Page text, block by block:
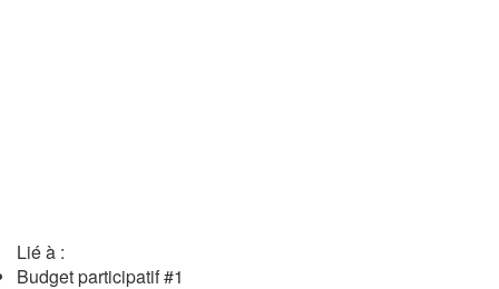
Lié à :
Budget participatif #1